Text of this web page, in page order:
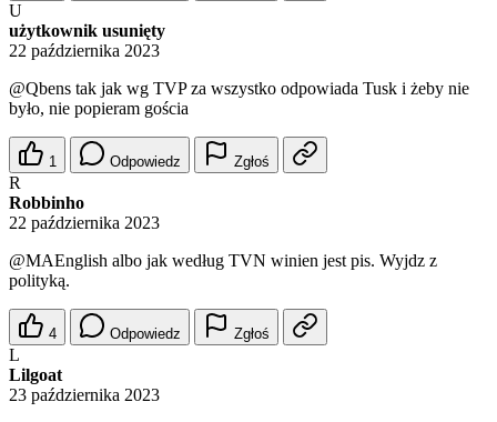
U
użytkownik usunięty
22 października 2023
@Qbens tak jak wg TVP za wszystko odpowiada Tusk i żeby nie
było, nie popieram gościa
1 Odpowiedz Zgłoś
R
Robbinho
22 października 2023
@MAEnglish albo jak według TVN winien jest pis. Wyjdz z
polityką.
4 Odpowiedz Zgłoś
L
Lilgoat
23 października 2023